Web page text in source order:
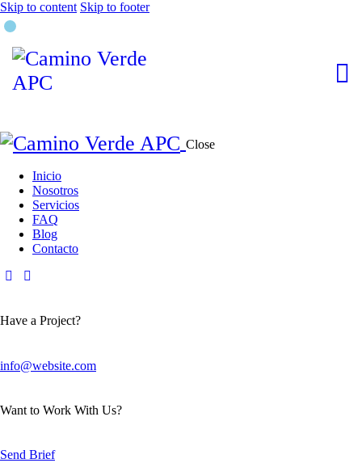
Skip to content Skip to footer
Close
Inicio
Nosotros
Servicios
FAQ
Blog
Contacto
Have a Project?
info@website.com
Want to Work With Us?
Send Brief